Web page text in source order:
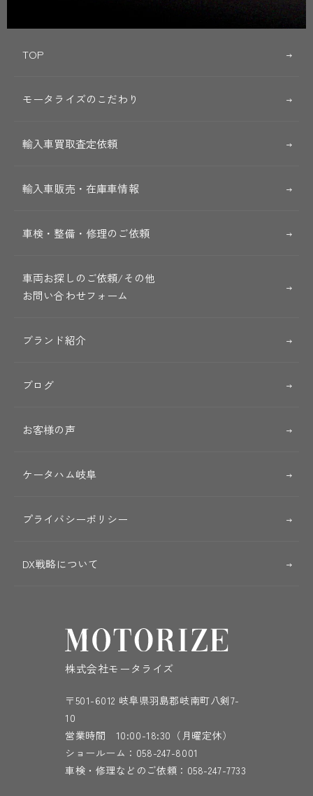
TOP
モータライズのこだわり
輸入車買取査定依頼
輸入車販売・在庫車情報
車検・整備・修理のご依頼
車両お探しのご依頼/その他
お問い合わせフォーム
ブランド紹介
ブログ
お客様の声
ケータハム岐阜
プライバシーポリシー
DX戦略について
株式会社モータライズ
〒501-6012 岐阜県羽島郡岐南町八剣7-
10
営業時間 10:00-18:30（月曜定休）
ショールーム： 058-247-8001
車検・修理などのご依頼： 058-247-7733